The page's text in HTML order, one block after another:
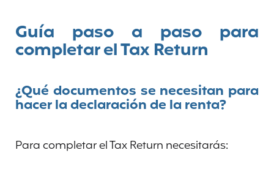
Guía paso a paso para
completar el Tax Return
¿Qué documentos se necesitan para
hacer la declaración de la renta?
Para completar el Tax Return necesitarás: